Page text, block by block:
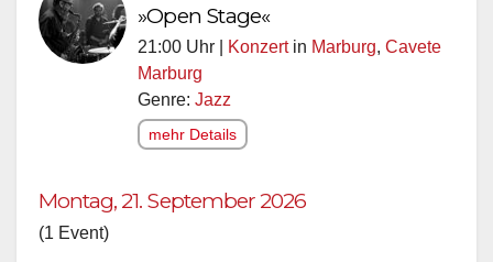
»Open Stage«
21:00 Uhr | Konzertin Marburg, Cavete
Marburg
Genre: Jazz
mehr Details
Montag, 21. September 2026
(1 Event)